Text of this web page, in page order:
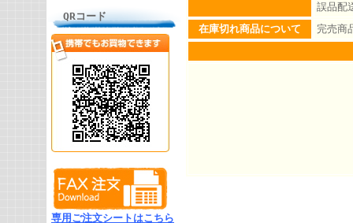
QRコード
専用ご注文シートはこちら
誤品配
在庫切れ商品について
完売商